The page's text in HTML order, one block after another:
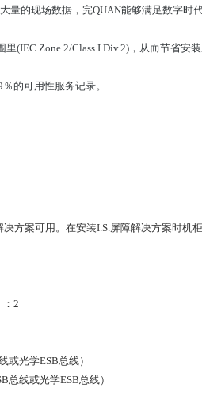
量的现场数据，完QUAN能够满足数字时
(IEC Zone 2/Class I Div.2)，从而节省安装
的可用性服务记录。
方案可用。在安装I.S.屏障解决方案时
：2
或光学ESB总线）
总线或光学ESB总线）